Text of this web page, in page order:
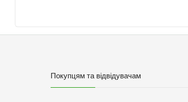
Покупцям та відвідувачам